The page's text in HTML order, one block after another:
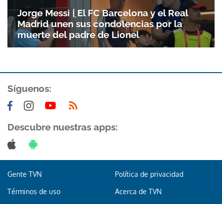
Jorge Messi | El FC Barcelona y el Real
Madrid unen sus condolencias por la
muerte del padre de Lionel
Síguenos:
Descubre nuestras apps:
Gente TVN Política de privacidad
Términos de uso Acerca de TVN